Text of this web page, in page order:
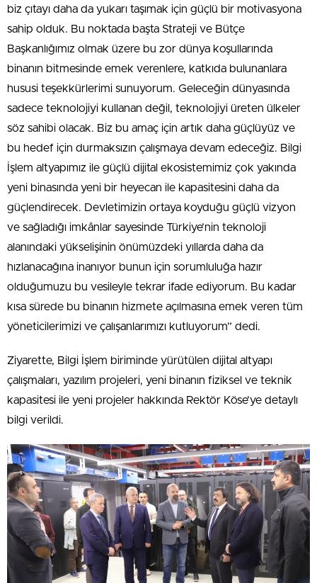
biz çıtayı daha da yukarı taşımak için güçlü bir motivasyona
sahip olduk. Bu noktada başta Strateji ve Bütçe
Başkanlığımız olmak üzere bu zor dünya koşullarında
binanın bitmesinde emek verenlere, katkıda bulunanlara
hususi teşekkürlerimi sunuyorum. Geleceğin dünyasında
sadece teknolojiyi kullanan değil, teknolojiyi üreten ülkeler
söz sahibi olacak. Biz bu amaç için artık daha güçlüyüz ve
bu hedef için durmaksızın çalışmaya devam edeceğiz. Bilgi
İşlem altyapımız ile güçlü dijital ekosistemimiz çok yakında
yeni binasında yeni bir heyecan ile kapasitesini daha da
güçlendirecek. Devletimizin ortaya koyduğu güçlü vizyon
ve sağladığı imkânlar sayesinde Türkiye’nin teknoloji
alanındaki yükselişinin önümüzdeki yıllarda daha da
hızlanacağına inanıyor bunun için sorumluluğa hazır
olduğumuzu bu vesileyle tekrar ifade ediyorum. Bu kadar
kısa sürede bu binanın hizmete açılmasına emek veren tüm
yöneticilerimizi ve çalışanlarımızı kutluyorum” dedi.
Ziyarette, Bilgi İşlem biriminde yürütülen dijital altyapı
çalışmaları, yazılım projeleri, yeni binanın fiziksel ve teknik
kapasitesi ile yeni projeler hakkında Rektör Köse’ye detaylı
bilgi verildi.